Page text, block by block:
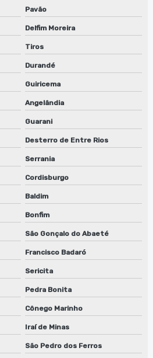
Pavão
Delfim Moreira
Tiros
Durandé
Guiricema
Angelândia
Guarani
Desterro de Entre Rios
Serrania
Cordisburgo
Baldim
Bonfim
São Gonçalo do Abaeté
Francisco Badaró
Sericita
Pedra Bonita
Cônego Marinho
Iraí de Minas
São Pedro dos Ferros